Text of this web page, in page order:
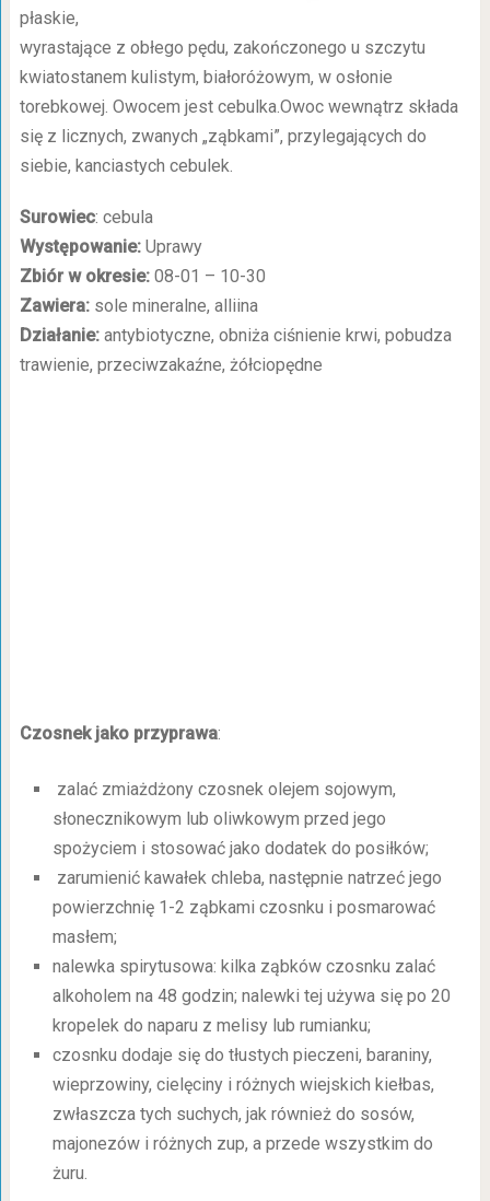
płaskie,
wyrastające z obłego pędu, zakończonego u szczytu
kwiatostanem kulistym, białoróżowym, w osłonie
torebkowej. Owocem jest cebulka.Owoc wewnątrz składa
się z licznych, zwanych „ząbkami”, przylegających do
siebie, kanciastych cebulek.
Surowiec: cebula
Występowanie:Uprawy
Zbiór w okresie:08-01 – 10-30
Zawiera:sole mineralne, alliina
Działanie:antybiotyczne, obniża ciśnienie krwi, pobudza
trawienie, przeciwzakaźne, żółciopędne
Czosnek jako przyprawa:
zalać zmiażdżony czosnek olejem sojowym,
słonecznikowym lub oliwkowym przed jego
spożyciem i stosować jako dodatek do posiłków;
zarumienić kawałek chleba, następnie natrzeć jego
powierzchnię 1-2 ząbkami czosnku i posmarować
masłem;
nalewka spirytusowa: kilka ząbków czosnku zalać
alkoholem na 48 godzin; nalewki tej używa się po 20
kropelek do naparu z melisy lub rumianku;
czosnku dodaje się do tłustych pieczeni, baraniny,
wieprzowiny, cielęciny i różnych wiejskich kiełbas,
zwłaszcza tych suchych, jak również do sosów,
majonezów i różnych zup, a przede wszystkim do
żuru.